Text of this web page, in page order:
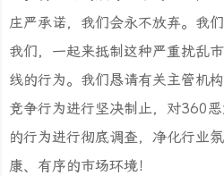
庄严承诺，我们会永不放弃。我
我们，一起来抵制这种严重扰乱
线的行为。我们恳请有关主管机
竞争行为进行坚决制止，对360
的行为进行彻底调查，净化行业
康、有序的市场环境！